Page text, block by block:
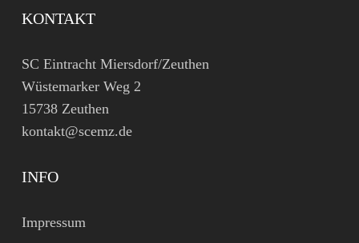
KONTAKT
SC Eintracht Miersdorf/Zeuthen
Wüstemarker Weg 2
15738 Zeuthen
kontakt@scemz.de
INFO
Impressum